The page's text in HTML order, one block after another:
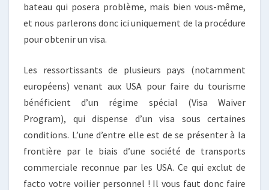
bateau qui posera problème, mais bien vous-même,
et nous parlerons donc ici uniquement de la procédure
pour obtenir un visa.
Les ressortissants de plusieurs pays (notamment
européens) venant aux USA pour faire du tourisme
bénéficient d’un régime spécial (Visa Waiver
Program), qui dispense d’un visa sous certaines
conditions. L’une d’entre elle est de se présenter à la
frontière par le biais d’une société de transports
commerciale reconnue par les USA. Ce qui exclut de
facto votre voilier personnel ! Il vous faut donc faire